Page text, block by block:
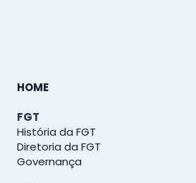
HOME
FGT
História da FGT
Diretoria da FGT
Governança